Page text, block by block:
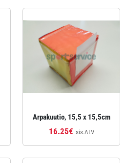
Arpakuutio, 15,5 x 15,5cm
16.25€ sis.ALV